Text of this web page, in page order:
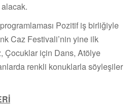
Pozitif iş birliğiyle
Caz Festivali’nin yine ilk
Çocuklar için Dans, Atölye
renkli konuklarla söyleşiler